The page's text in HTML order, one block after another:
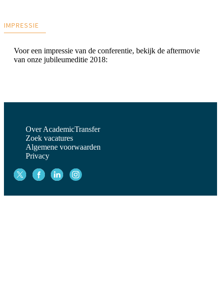
IMPRESSIE
Voor een impressie van de conferentie, bekijk de aftermovie
van onze jubileumeditie 2018:
Over AcademicTransfer
Zoek vacatures
Algemene voorwaarden
Privacy